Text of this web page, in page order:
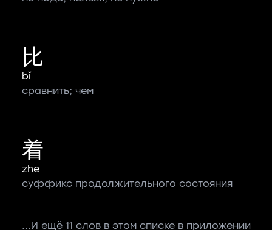
比
bǐ
сравнить; чем
着
zhe
суффикс продолжительного состояния
...И ещё 11 слов в этом списке в приложении